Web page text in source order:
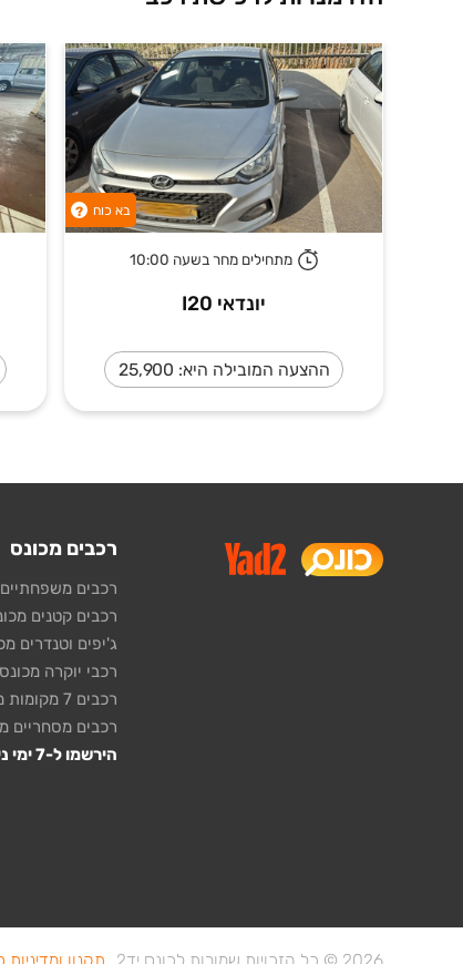
בא כוח ?
מתחילים מחר בשעה 10:00
יונדאי I20
ההצעה המובילה היא: 25,900
רכבים מכונס
רכבים
רכבים קטנים
ג'יפים וטנדרים
רכבי יוקרה מכונס
רכבים 7 מקומות מכונס
רכבים מסחריים
הירשמו ל-7 ימי ניסיון חינם!